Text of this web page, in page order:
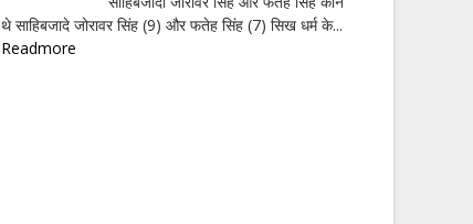
थे साहिबजादे जोरावर सिंह (9) और फतेह सिंह (7) सिख धर्म के...
Readmore